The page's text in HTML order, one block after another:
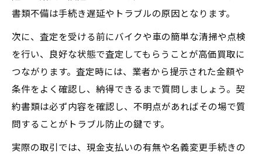
書類不備は手続き遅延やトラブルの原因となります。
次に、査定を受ける前にバイクや車の簡単な清掃や点検
を行い、良好な状態で査定してもらうことが高価買取に
つながります。査定時には、業者から提示された金額や
条件をよく確認し、納得できるまで質問しましょう。契
約書類は必ず内容を確認し、不明点があればその場で質
問することがトラブル防止の鍵です。
実際の取引では、現金支払いの有無や名義変更手続きの